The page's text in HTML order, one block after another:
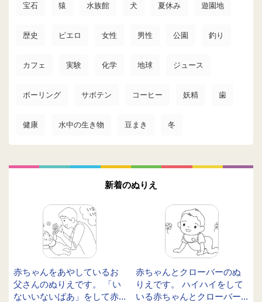
宝石 猿 水族館 犬 夏休み 遊園地
歴史 ピエロ 女性 男性 公園 釣り
カフェ 実験 化学 地球 ジュース
ボーリング サボテン コーヒー 妖精 歯
健康 水中の生き物 豆まき 冬
新着のぬりえ
赤ちゃんをあやしているお
父さんのぬりえです。 「い
ないいないばあ」をして赤...
赤ちゃんとクローバーのぬ
りえです。 ハイハイをして
いる赤ちゃんとクローバー...